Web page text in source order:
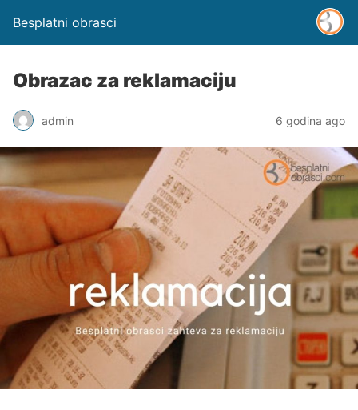
Besplatni obrasci
Obrazac za reklamaciju
admin 6 godina ago